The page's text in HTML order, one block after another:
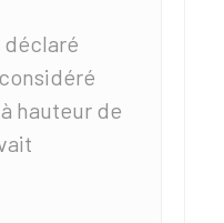
hauteur de